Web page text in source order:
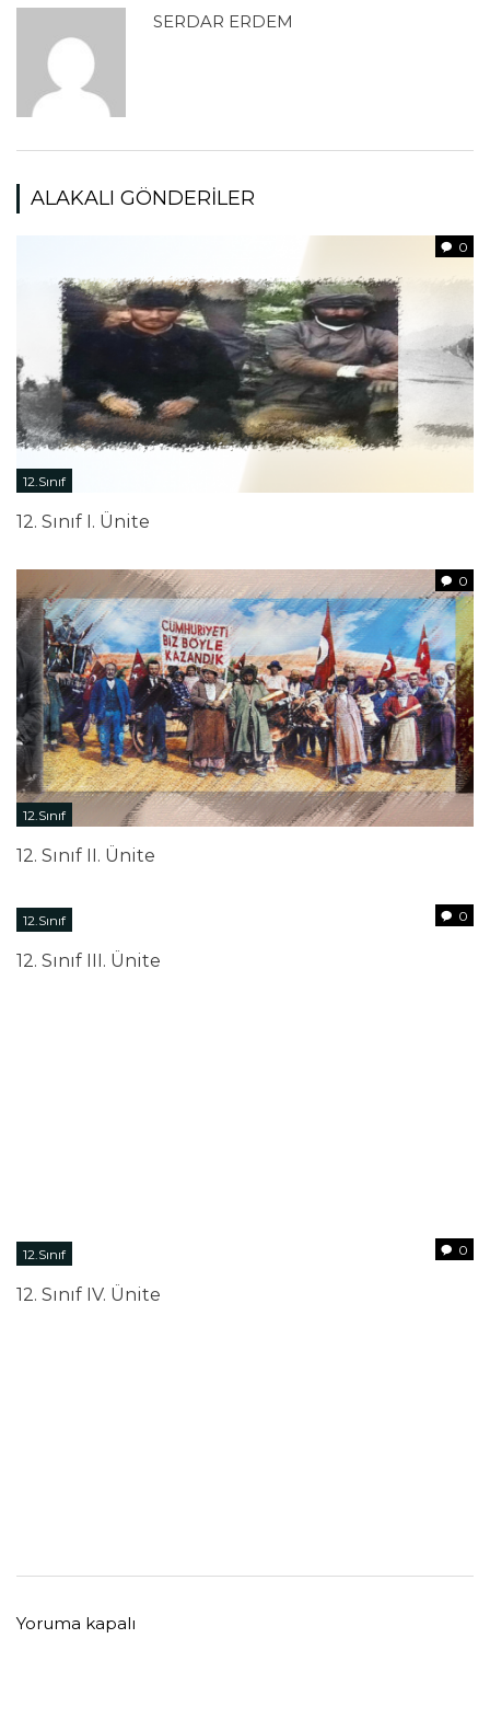
SERDAR ERDEM
ALAKALI GÖNDERILER
0
12.Sınıf
12. Sınıf I. Ünite
0
12.Sınıf
12. Sınıf II. Ünite
0
12.Sınıf
12. Sınıf III. Ünite
0
12.Sınıf
12. Sınıf IV. Ünite
Yoruma kapalı